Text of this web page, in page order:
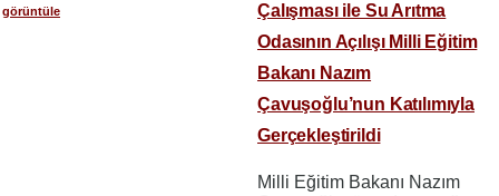
görüntüle
Çalışması ile Su Arıtma
Odasının Açılışı Milli Eğitim
Bakanı Nazım
Çavuşoğlu’nun Katılımıyla
Gerçekleştirildi
Milli Eğitim Bakanı Nazım